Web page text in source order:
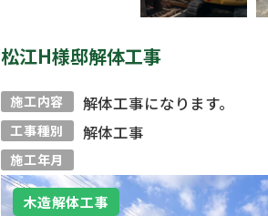
松江H様邸解体工事
施工内容 解体工事になります。
工事種別 解体工事
施工年月
木造解体工事